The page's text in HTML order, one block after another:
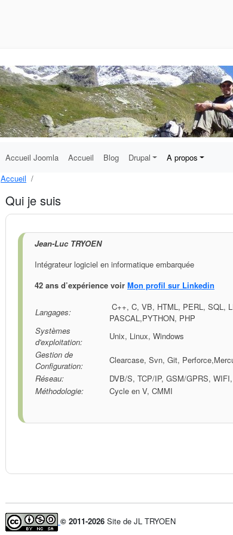
Accueil Joomla Accueil Blog Drupal A propos
Fil d'Ariane
Accueil
Qui je suis
Jean-Luc TRYOEN
Intégrateur logiciel en informatique embarquée
42 ans d’expérience voir Mon profil sur Linkedin
Langages:
C++, C, VB, HTML, PERL, SQL,
PASCAL,PYTHON, PHP
Systèmes
d'exploitation:
Unix, Linux, Windows
Gestion de
Configuration:
Clearcase, Svn, Git,
Réseau:
DVB/S, TCP/IP, GSM/GPRS,
Méthodologie:
Cycle en V, CMMI
© 2011-2026 Site de JL TRYOEN